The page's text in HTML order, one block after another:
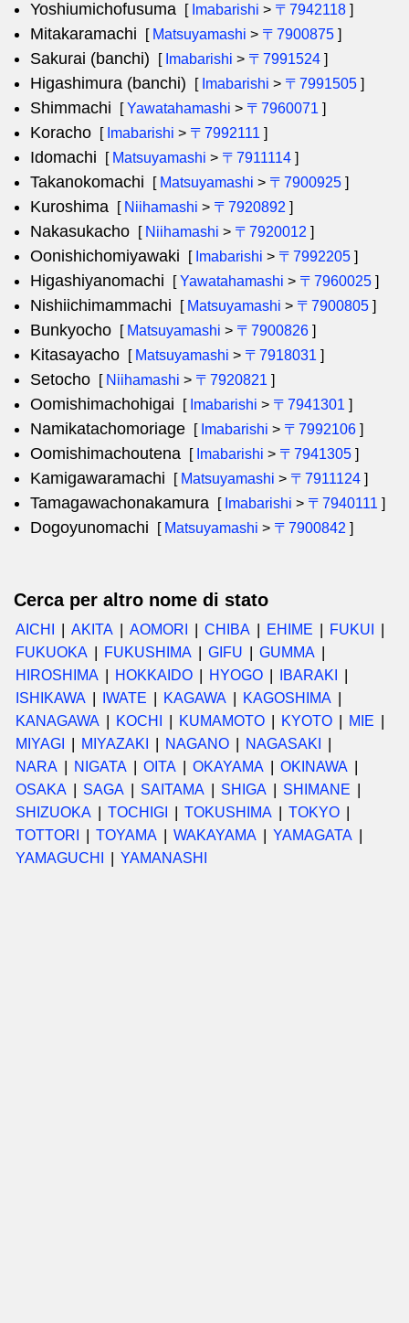
Yoshiumichofusuma [ Imabarishi > 〒7942118 ]
Mitakaramachi [ Matsuyamashi > 〒7900875 ]
Sakurai (banchi) [ Imabarishi > 〒7991524 ]
Higashimura (banchi) [ Imabarishi > 〒7991505 ]
Shimmachi [Yawatahamashi > 〒7960071 ]
Koracho [ Imabarishi > 〒7992111 ]
Idomachi [ Matsuyamashi > 〒7911114 ]
Takanokomachi [ Matsuyamashi > 〒7900925 ]
Kuroshima [ Niihamashi > 〒7920892 ]
Nakasukacho [ Niihamashi > 〒7920012 ]
Oonishichomiyawaki [ Imabarishi > 〒7992205 ]
Higashiyanomachi [Yawatahamashi > 〒7960025 ]
Nishiichimammachi [ Matsuyamashi > 〒7900805 ]
Bunkyocho [ Matsuyamashi > 〒7900826 ]
Kitasayacho [ Matsuyamashi > 〒7918031 ]
Setocho [ Niihamashi > 〒7920821 ]
Oomishimachohigai [ Imabarishi > 〒7941301 ]
Namikatachomoriage [ Imabarishi > 〒7992106 ]
Oomishimachoutena [ Imabarishi > 〒7941305 ]
Kamigawaramachi [ Matsuyamashi > 〒7911124 ]
Tamagawachonakamura [ Imabarishi > 〒7940111 ]
Dogoyunomachi [ Matsuyamashi > 〒7900842 ]
Cerca per altro nome di stato
AICHI AKITA AOMORI CHIBA EHIME
FUKUI
FUKUOKA
FUKUSHIMA GIFU
GUMMA
HIROSHIMA
HOKKAIDO HYOGO
IBARAKI
ISHIKAWA
IWATE KAGAWA
KAGOSHIMA
KANAGAWA
KOCHI KUMAMOTO KYOTO
MIE
MIYAGI
MIYAZAKI NAGANO
NAGASAKI
NARA
NIGATA OITA OKAYAMA
OKINAWA
OSAKA
SAGA SAITAMA SHIGA
SHIMANE
SHIZUOKA
TOCHIGI TOKUSHIMA
TOKYO
TOTTORI
TOYAMA WAKAYAMA
YAMAGATA
YAMAGUCHI
YAMANASHI